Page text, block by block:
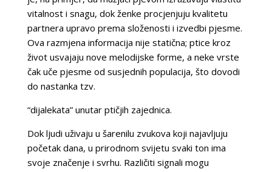
vitalnost i snagu, dok ženke procjenjuju kvalitetu
partnera upravo prema složenosti i izvedbi pjesme.
Ova razmjena informacija nije statična; ptice kroz
život usvajaju nove melodijske forme, a neke vrste
čak uče pjesme od susjednih populacija, što dovodi
do nastanka tzv.
“dijalekata” unutar ptičjih zajednica.
Dok ljudi uživaju u šarenilu zvukova koji najavljuju
početak dana, u prirodnom svijetu svaki ton ima
svoje značenje i svrhu. Različiti signali mogu